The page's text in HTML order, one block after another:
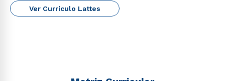
Ver Currículo Lattes